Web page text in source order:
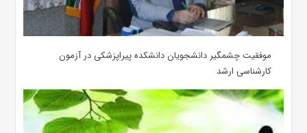
موفقیت چشمگیر دانشجویان دانشکده پیراپزشکی در آزمون
کارشناسی ارشد